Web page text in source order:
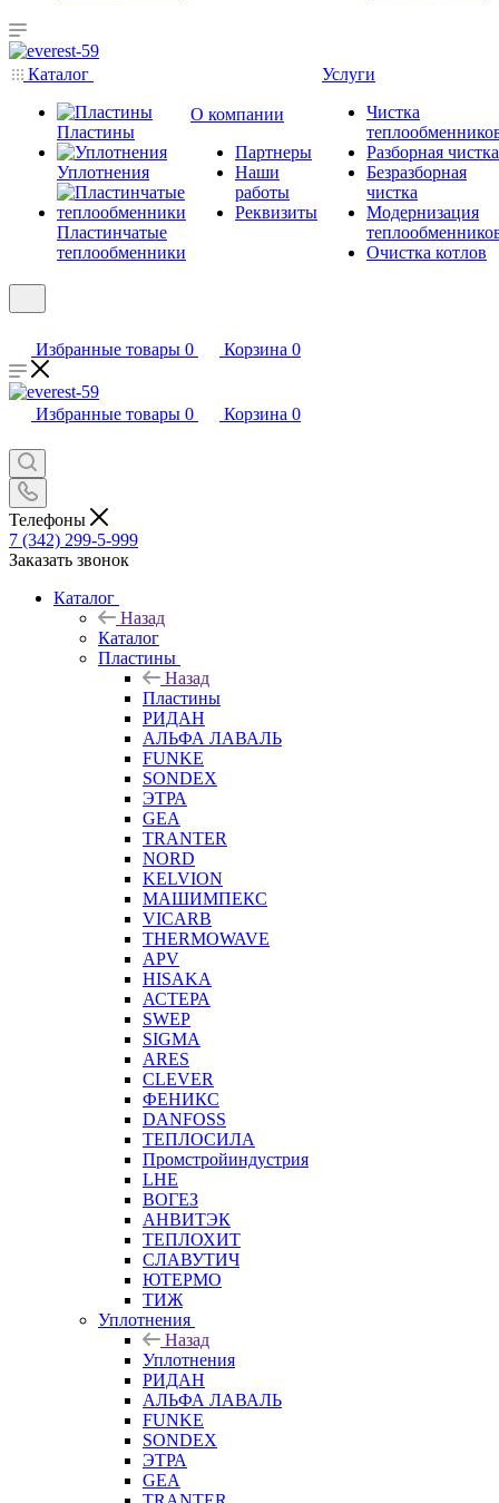
Каталог
Пластины
Уплотнения
Пластинчатые
теплообменники
О компании
Партнеры
Наши
работы
Реквизиты
Услуги
Чистка
Разборная чистка
Безразборная
чистка
Модернизация
Очистка котлов
Избранные товары 0 Корзина 0
Избранные товары 0 Корзина 0
Телефоны
7 (342) 299-5-999
Заказать звонок
Каталог
Назад
Каталог
Пластины
Назад
Пластины
РИДАН
АЛЬФА ЛАВАЛЬ
FUNKE
SONDEX
ЭТРА
GEA
TRANTER
NORD
KELVION
МАШИМПЕКС
VICARB
THERMOWAVE
APV
HISAKA
АСТЕРА
SWEP
SIGMA
ARES
CLEVER
ФЕНИКС
DANFOSS
ТЕПЛОСИЛА
Промстройиндустрия
LHE
ВОГЕЗ
АНВИТЭК
ТЕПЛОХИТ
СЛАВУТИЧ
ЮТЕРМО
ТИЖ
Уплотнения
Назад
Уплотнения
РИДАН
АЛЬФА ЛАВАЛЬ
FUNKE
SONDEX
ЭТРА
GEA